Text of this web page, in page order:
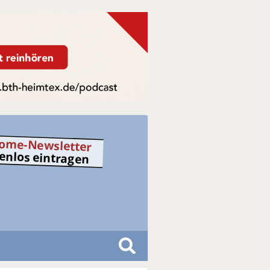
Newsletter
eintragen
S